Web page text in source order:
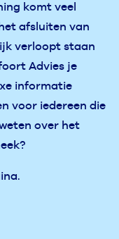
komt veel
afsluiten van
verloopt staan
Advies je
informatie
voor iedereen die
over het